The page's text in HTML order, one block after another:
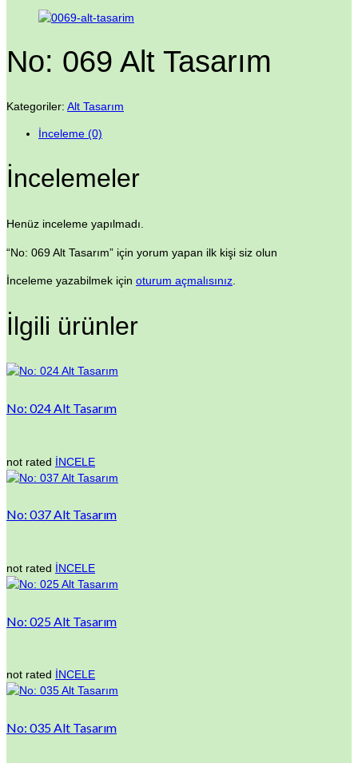
No: 069 Alt Tasarım
Kategoriler: Alt Tasarım
İnceleme (0)
İncelemeler
Henüz inceleme yapılmadı.
“No: 069 Alt Tasarım” için yorum yapan ilk kişi siz olun
İnceleme yazabilmek için oturum açmalısınız
İlgili ürünler
No: 024 Alt Tasarım
not rated İNCELE
No: 037 Alt Tasarım
not rated İNCELE
No: 025 Alt Tasarım
not rated İNCELE
No: 035 Alt Tasarım